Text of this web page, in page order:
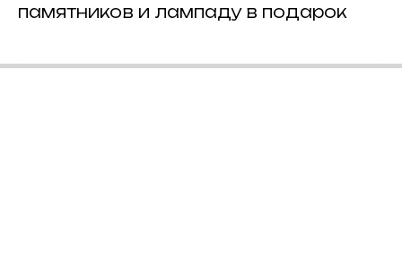
памятников и лампаду в подарок